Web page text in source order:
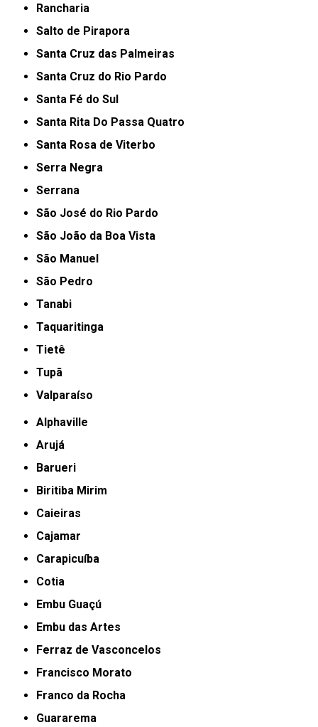
Rancharia
Salto de Pirapora
Santa Cruz das Palmeiras
Santa Cruz do Rio Pardo
Santa Fé do Sul
Santa Rita Do Passa Quatro
Santa Rosa de Viterbo
Serra Negra
Serrana
São José do Rio Pardo
São João da Boa Vista
São Manuel
São Pedro
Tanabi
Taquaritinga
Tietê
Tupã
Valparaíso
Alphaville
Arujá
Barueri
Biritiba Mirim
Caieiras
Cajamar
Carapicuíba
Cotia
Embu Guaçú
Embu das Artes
Ferraz de Vasconcelos
Francisco Morato
Franco da Rocha
Guararema